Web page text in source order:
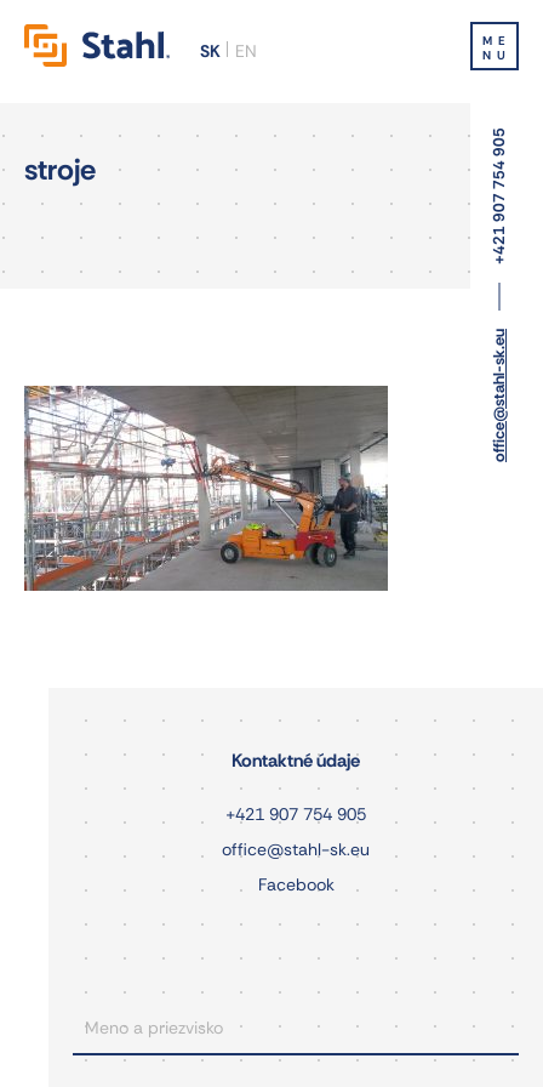
SK EN
ME
NU
office@stahl-sk.eu
+421 907 754 905
stroje
Kontaktné údaje
+421 907 754 905
office@stahl-sk.eu
Facebook